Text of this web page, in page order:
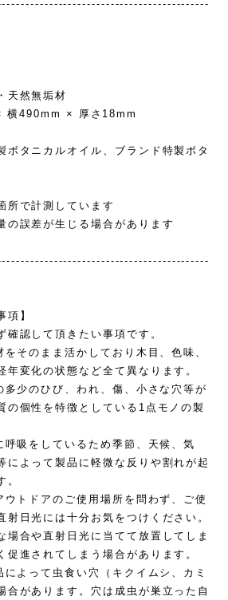
天然無垢材
横490mm × 厚さ18mm
ボタニカルオイル、ブランド特製ボタ
所で計測しています
の誤差が生じる場合があります
項】
確認して頂きたい事項です。
そのまま活かしており木目、色味、
年変化の状態など全て異なります。
少のひび、われ、傷、小さな穴等が
の個性を特徴としている1点モノの製
吸をしているため季節、天候、気
によって製品に軽微な反りや割れが起
。
トドアのご使用場所を問わず、ご使
射日光には十分お気をつけください。
場合や直射日光に当てて放置してしま
促進されてしまう場合があります。
よって虫食い穴（キクイムシ、カミ
合があります。穴は成虫が巣立った自